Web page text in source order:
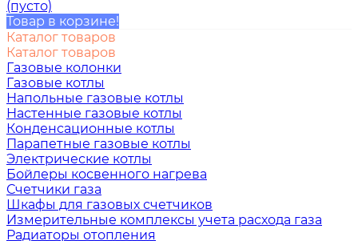
(пусто)
Товар в корзине!
Каталог товаров
Каталог товаров
Газовые колонки
Газовые котлы
Напольные газовые котлы
Настенные газовые котлы
Конденсационные котлы
Парапетные газовые котлы
Электрические котлы
Бойлеры косвенного нагрева
Счетчики газа
Шкафы для газовых счетчиков
Измерительные комплексы учета расхода газа
Радиаторы отопления